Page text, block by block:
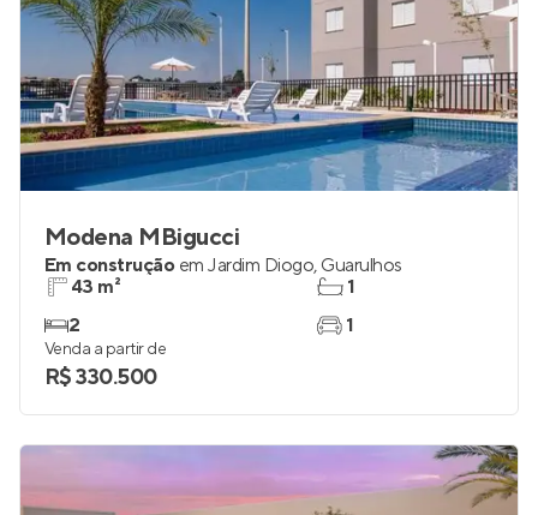
Modena MBigucci
Em construção em Jardim Diogo, Guarulhos
43 m²
2
1
1
Venda a partir de
R$ 330.500